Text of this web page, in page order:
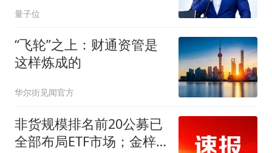
量子位
“飞轮”之上：财通资管是
这样炼成的
华尔街见闻官方
非货规模排名前20公募已
全部布局ETF市场；金梓